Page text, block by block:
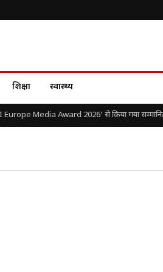
शिक्षा स्वास्थ्य
Media Award 2026’ से किया गया सम्मानित